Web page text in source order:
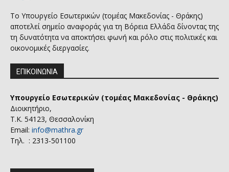
Το Υπουργείο Εσωτερικών (τομέας Μακεδονίας - Θράκης)
αποτελεί σημείο αναφοράς για τη Βόρεια Ελλάδα δίνοντας της
τη δυνατότητα να αποκτήσει φωνή και ρόλο στις πολιτικές και
οικονομικές διεργασίες.
ΕΠΙΚΟΙΝΩΝΙΑ
Υπουργείο Εσωτερικών (τομέας Μακεδονίας - Θράκης)
Διοικητήριο,
Τ.Κ. 54123, Θεσσαλονίκη
Email: info@mathra.gr
Τηλ. : 2313-501100